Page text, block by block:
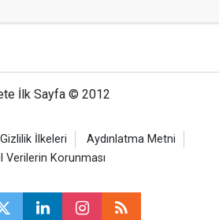
İlk Sayfa © 2012
Gizlilik İlkeleri
Aydınlatma Metni
Verilerin Korunması